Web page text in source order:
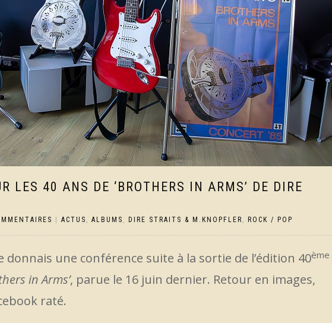
LES 40 ANS DE ‘BROTHERS IN ARMS’ DE DIRE
ACTUS , ALBUMS , DIRE STRAITS & M.KNOPFLER , ROCK / POP
donnais une conférence suite à la sortie de l’édition 40ème
in Arms’, parue le 16 juin dernier. Retour en images,
raté.